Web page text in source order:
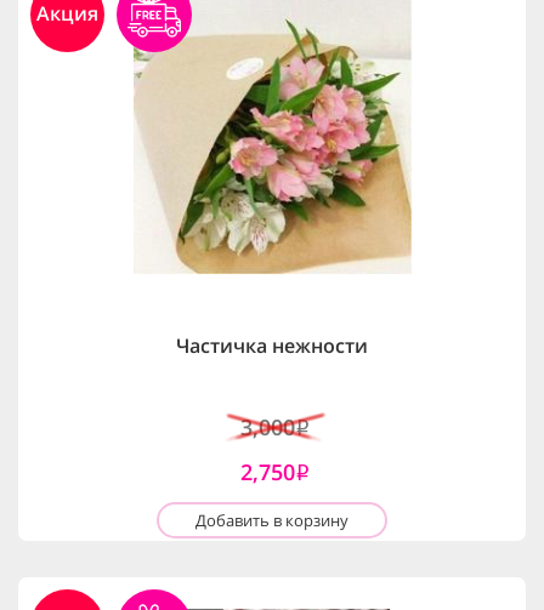
Акция
Частичка нежности
3,000i
2,750i
Добавить в корзину